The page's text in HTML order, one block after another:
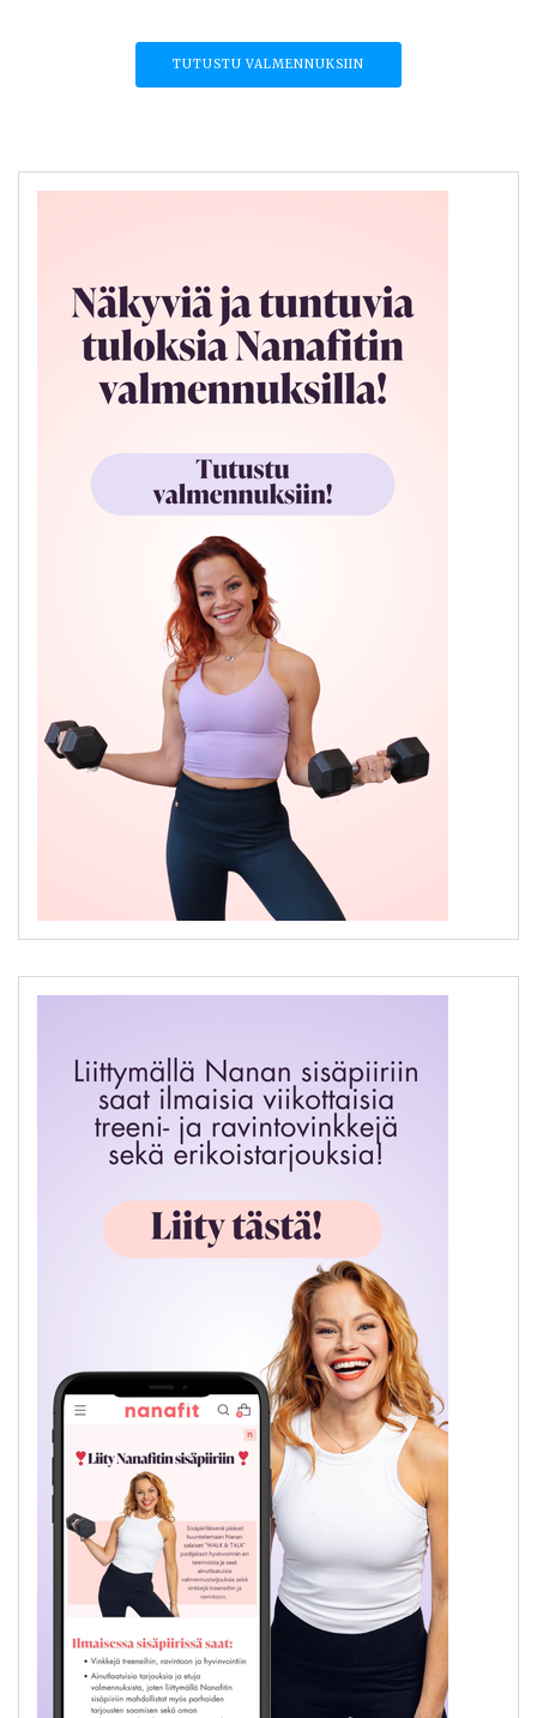
TUTUSTU VALMENNUKSIIN